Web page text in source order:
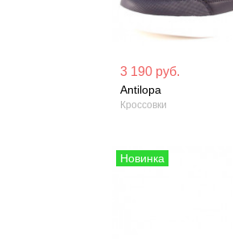
3 190 руб.
Antilopa
Кроссовки
Материал
кожа
Сезон: Лето